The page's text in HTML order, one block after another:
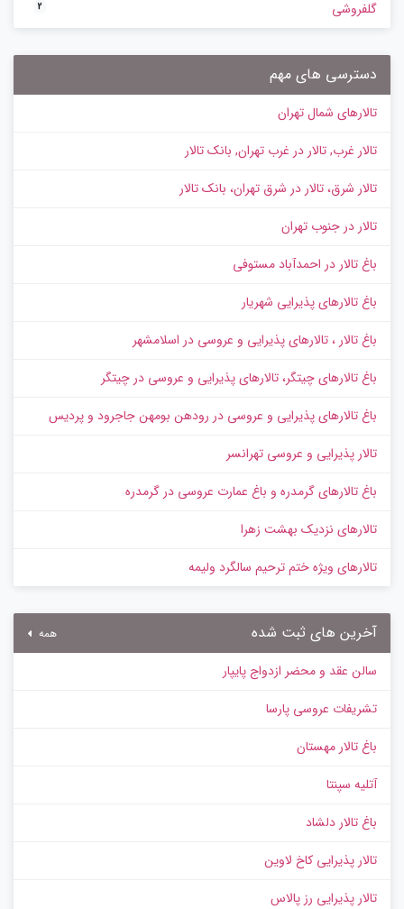
گلفروشی 2
دسترسی های مهم
تالارهای شمال تهران
تالار غرب, تالار در غرب تهران, بانک تالار
تالار شرق، تالار در شرق تهران، بانک تالار
تالار در جنوب تهران
باغ تالار در احمدآباد مستوفی
باغ تالارهای پذیرایی شهریار
باغ تالار ، تالارهای پذیرایی و عروسی در اسلامشهر
باغ تالارهای چیتگر، تالارهای پذیرایی و عروسی در چیتگر
باغ تالارهای پذیرایی و عروسی در رودهن بومهن جاجرود و پردیس
تالار پذیرایی و عروسی تهرانسر
باغ تالارهای گرمدره و باغ عمارت عروسی در گرمدره
تالارهای نزدیک بهشت زهرا
تالارهای ویژه ختم ترحیم سالگرد ولیمه
آخرین های ثبت شده همه
سالن عقد و محضر ازدواج پایپار
تشریفات عروسی پارسا
باغ تالار مهستان
آتلیه سپنتا
باغ تالار دلشاد
تالار پذیرایی کاخ لاوین
تالار پذیرایی رز پالاس